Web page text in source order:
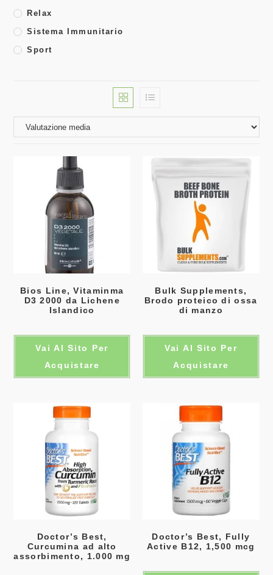
Relax
Sistema Immunitario
Sport
Bios Line, Vitaminma
D3 2000 da Lichene
Islandico
Vai Al Sito Per
Acquistare
Bulk Supplements,
Brodo proteico di ossa
di manzo
Vai Al Sito Per
Acquistare
Doctor’s Best,
Curcumina ad alto
assorbimento, 1.000 mg
Doctor’s Best, Fully
Active B12, 1,500 mcg